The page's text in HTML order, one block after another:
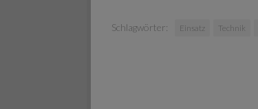
Schlagwörter: Einsatz Technik